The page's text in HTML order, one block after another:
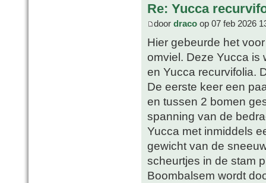
Re: Yucca
door draco op 07 feb 2026
Hier gebeurde het
omviel. Deze Yucca is
en Yucca recurvifolia.
De eerste keer een
en tussen 2 bomen
spanning van de
Yucca met inmiddels
gewicht van de
scheurtjes in de stam
Boombalsem wordt